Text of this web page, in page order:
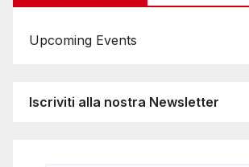
Upcoming Events
Iscriviti alla nostra Newsletter